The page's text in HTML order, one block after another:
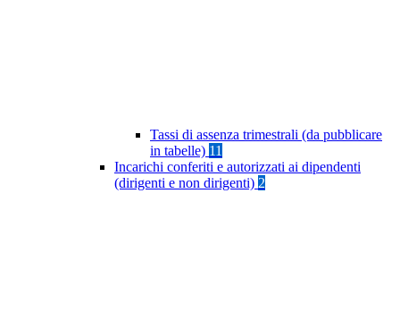
Tassi di assenza trimestrali (da pubblicare
in tabelle) 11
Incarichi conferiti e autorizzati ai dipendenti
(dirigenti e non dirigenti) 2